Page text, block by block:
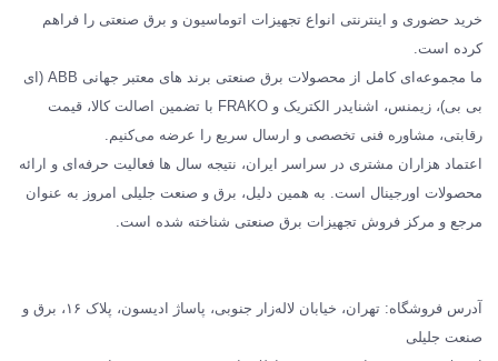
مقالات تخصصی برق صنعتی
خرید حضوری و اینترنتی انواع تجهیزات اتوماسیون و برق صنعتی را فراهم
کرده است.
ما مجموعه‌ای کامل از محصولات برق صنعتی برند های معتبر جهانی ABB (ای
بی بی)، زیمنس، اشنایدر الکتریک و FRAKO با تضمین اصالت کالا، قیمت
رقابتی، مشاوره فنی تخصصی و ارسال سریع را عرضه می‌کنیم.
اعتماد هزاران مشتری در سراسر ایران، نتیجه سال ها فعالیت حرفه‌ای و ارائه
محصولات اورجینال است. به همین دلیل، برق و صنعت جلیلی امروز به عنوان
مرجع و مرکز فروش تجهیزات برق صنعتی شناخته شده است.
آدرس فروشگاه: تهران، خیابان لاله‌زار جنوبی، پاساژ ادیسون، پلاک ۱۶، برق و
صنعت جلیلی